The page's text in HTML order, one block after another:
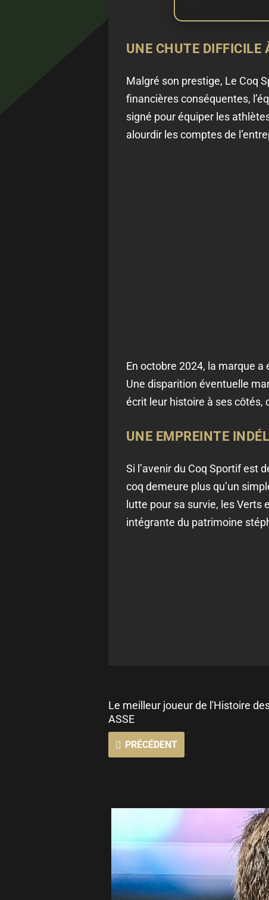
UNE CHUTE DIFFICILE
Malgré son prestige, Le Coq
financières conséquentes,
signé pour équiper les
alourdir les comptes de
En octobre 2024, la marque
Une disparition éventuelle
écrit leur histoire à ses côtés,
UNE EMPREINTE
Si l’avenir du Coq Sportif est
coq demeure plus qu’un
lutte pour sa survie, les
intégrante du patrimoine
Le meilleur joueur de l'Histoire
ASSE
PRÉCÉDENT